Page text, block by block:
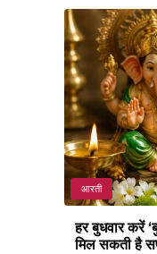
आरती
हर बुधवार करें
मिल सकती है